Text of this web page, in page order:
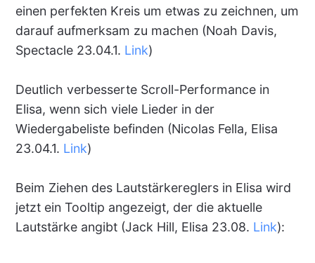
einen perfekten Kreis um etwas zu zeichnen, um
darauf aufmerksam zu machen (Noah Davis,
Spectacle 23.04.1. Link)
Deutlich verbesserte Scroll-Performance in
Elisa, wenn sich viele Lieder in der
Wiedergabeliste befinden (Nicolas Fella, Elisa
23.04.1. Link)
Beim Ziehen des Lautstärkereglers in Elisa wird
jetzt ein Tooltip angezeigt, der die aktuelle
Lautstärke angibt (Jack Hill, Elisa 23.08. Link):